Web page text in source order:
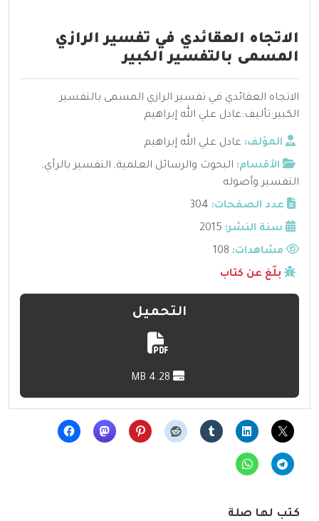
الاتجاه العقائدي في تفسير الرازي
المسمى بالتفسير الكبير
الاتجاه العقائدي في تفسير الرازي المسمى بالتفسير
الكبير:تأليف:عادل علي الله إبراهيم
المؤلف: عادل علي الله إبراهيم
الأقسام: البحوث والرسائل العلمية, التفسير بالرأي,
التفسير وأصوله
عدد الصفحات: 304
سنة النشر: 2015
مشاهدات:
بلّغ عن كتاب
التحميل
كتب لها صلة